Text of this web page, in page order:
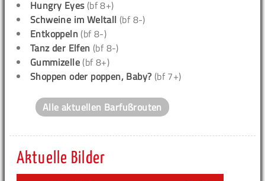
Hungry Eyes(bf 8+)
Schweine im Weltall (bf 8-)
Entkoppeln (bf 8-)
Tanz der Elfen (bf 8-)
Gummizelle (bf 8+)
Shoppen oder poppen, Baby? (bf 7+)
Alle aktuellen Barfußrouten
Aktuelle Bilder